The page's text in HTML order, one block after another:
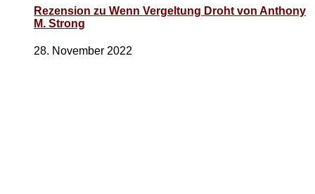
Rezension zu Wenn Vergeltung Droht von Anthony
M. Strong
28. November 2022